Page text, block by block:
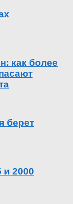
как более
берет
и 2000